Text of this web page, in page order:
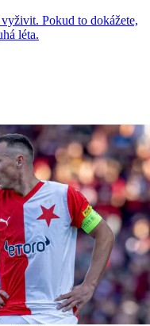
Pokud to dokážete,
léta.